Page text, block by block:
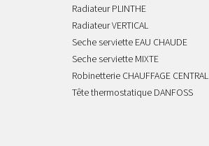
Radiateur PLINTHE
Radiateur VERTICAL
Seche serviette EAU CHAUDE
Seche serviette MIXTE
Robinetterie CHAUFFAGE CENTRAL
Tête thermostatique DANFOSS